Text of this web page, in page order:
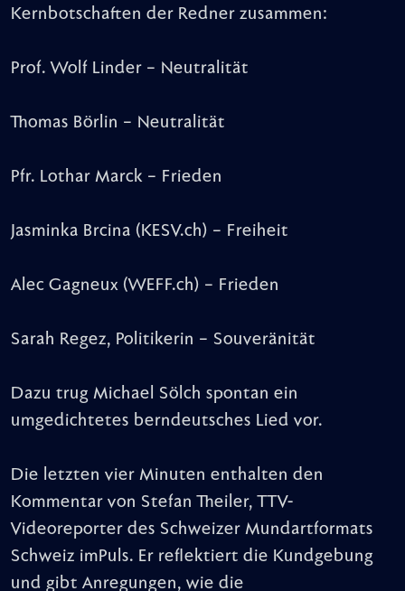
Kernbotschaften der Redner zusammen:
Prof. Wolf Linder – Neutralität
Thomas Börlin – Neutralität
Pfr. Lothar Marck – Frieden
Jasminka Brcina (KESV.ch) – Freiheit
Alec Gagneux (WEFF.ch) – Frieden
Sarah Regez, Politikerin – Souveränität
Dazu trug Michael Sölch spontan ein
umgedichtetes berndeutsches Lied vor.
Die letzten vier Minuten enthalten den
Kommentar von Stefan Theiler, TTV-
Videoreporter des Schweizer Mundartformats
Schweiz imPuls. Er reflektiert die Kundgebung
und gibt Anregungen, wie die